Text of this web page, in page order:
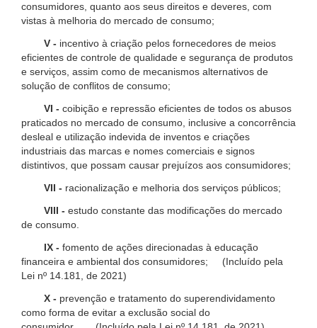
consumidores, quanto aos seus direitos e deveres, com
vistas à melhoria do mercado de consumo;
V - incentivo à criação pelos fornecedores de meios
eficientes de controle de qualidade e segurança de produtos
e serviços, assim como de mecanismos alternativos de
solução de conflitos de consumo;
VI - coibição e repressão eficientes de todos os abusos
praticados no mercado de consumo, inclusive a concorrência
desleal e utilização indevida de inventos e criações
industriais das marcas e nomes comerciais e signos
distintivos, que possam causar prejuízos aos consumidores;
VII - racionalização e melhoria dos serviços públicos;
VIII - estudo constante das modificações do mercado
de consumo.
IX - fomento de ações direcionadas à educação
financeira e ambiental dos consumidores; (Incluído pela
Lei nº 14.181, de 2021)
X - prevenção e tratamento do superendividamento
como forma de evitar a exclusão social do